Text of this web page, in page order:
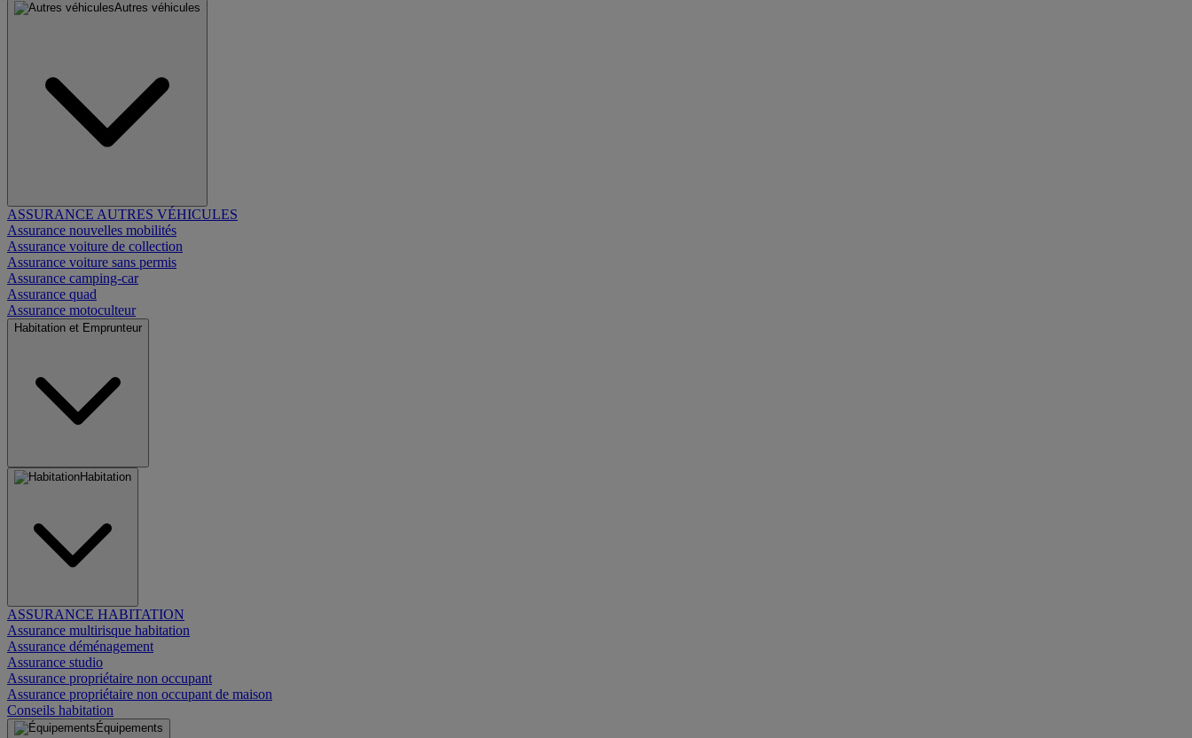
Autres véhicules
ASSURANCE AUTRES VÉHICULES
Assurance nouvelles mobilités
Assurance voiture de collection
Assurance voiture sans permis
Assurance camping-car
Assurance quad
Assurance motoculteur
Habitation et Emprunteur
Habitation
ASSURANCE HABITATION
Assurance multirisque habitation
Assurance déménagement
Assurance studio
Assurance propriétaire non occupant
Assurance propriétaire non occupant de maison
Conseils habitation
Équipements